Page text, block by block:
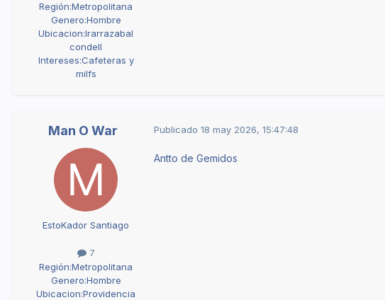
Región:Metropolitana
Genero:Hombre
Ubicacion:Irarrazabal
condell
Intereses:Cafeteras y
milfs
Man O War
EstoKador Santiago
7
Región:Metropolitana
Genero:Hombre
Ubicacion:Providencia
Publicado 18 may 2026, 15:47:48
Antto de Gemidos